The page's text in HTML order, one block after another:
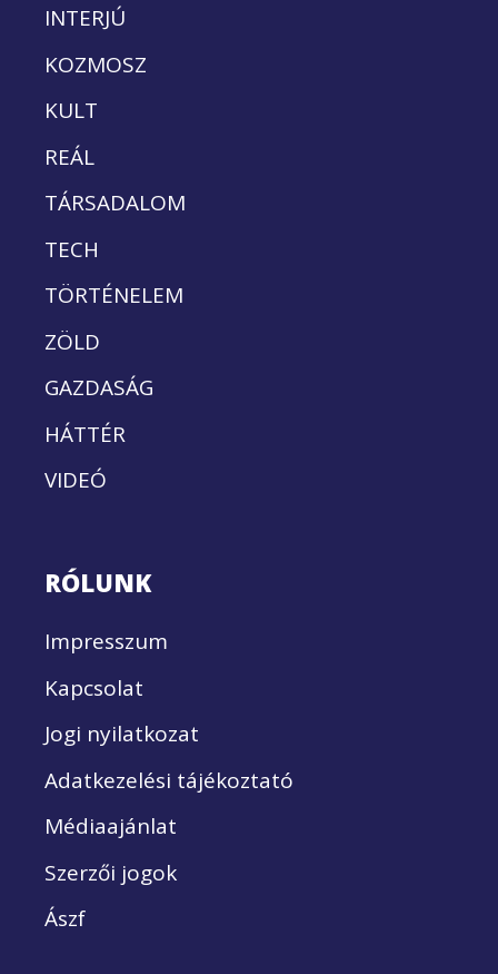
INTERJÚ
KOZMOSZ
KULT
REÁL
TÁRSADALOM
TECH
TÖRTÉNELEM
ZÖLD
GAZDASÁG
HÁTTÉR
VIDEÓ
RÓLUNK
Impresszum
Kapcsolat
Jogi nyilatkozat
Adatkezelési tájékoztató
Médiaajánlat
Szerzői jogok
Ászf